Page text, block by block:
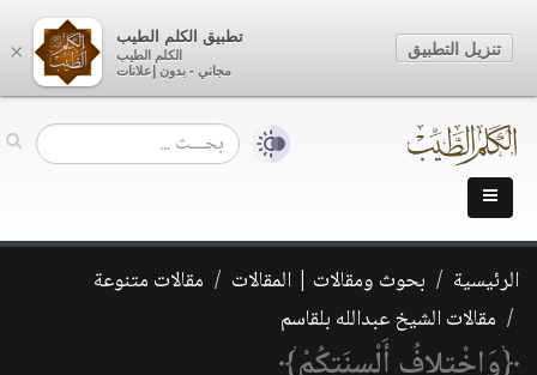
الرئيسية بحوث ومقالات | المقالات
مقالات متنوعة
مقالات الشيخ عبدالله بلقاسم
×
تطبيق الكلم الطيب
الكلم الطيب
مجاني - بدون إعلانات
تنزيل التطبيق